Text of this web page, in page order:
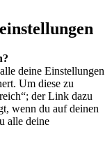
deine Einstellungen
Um diese zu
der Link dazu
wenn du auf deinen
alle deine